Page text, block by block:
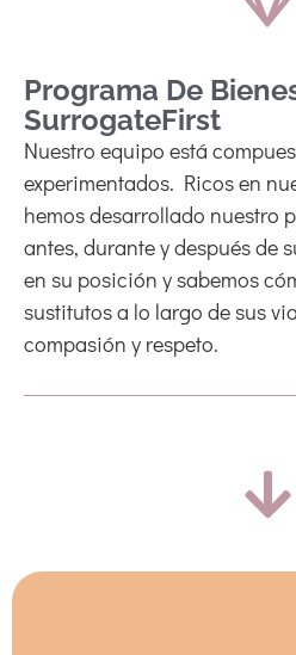
Programa De
SurrogateFirst
Nuestro equipo está
experimentados. Ricos en
hemos desarrollado nuestro
antes, durante y después de
en su posición y sabemos
sustitutos a lo largo de sus
compasión y respeto.